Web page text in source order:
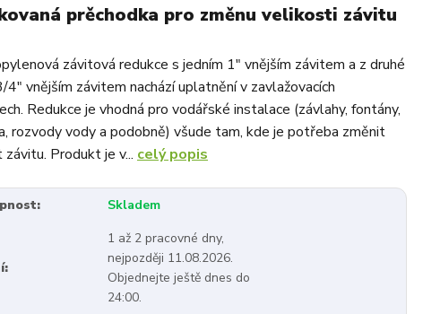
prěchodka pro změnu velikosti závitu
závitová redukce s jedním 1" vnějším závitem a z druhé
4" vnějším závitem nachází uplatnění v zavlažovacích
Redukce je vhodná pro vodářské instalace (závlahy, fontány,
rozvody vody a podobně) všude tam, kde je potřeba změnit
Produkt je v... celý popis
Skladem
1 až 2 pracovné dny,
nejpozději 11.08.2026.
Objednejte ještě dnes do
24:00.